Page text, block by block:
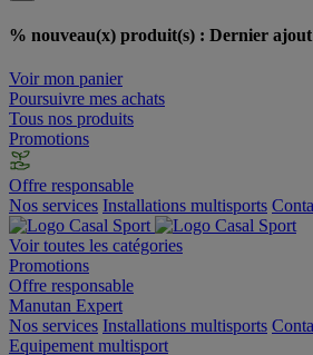
% nouveau(x) produit(s) : Dernier
Voir mon panier
Poursuivre mes achats
Tous nos produits
Promotions
Offre responsable
Nos services Installations multisports
Voir toutes les catégories
Promotions
Offre responsable
Manutan Expert
Nos services Installations multisports
Equipement multisport